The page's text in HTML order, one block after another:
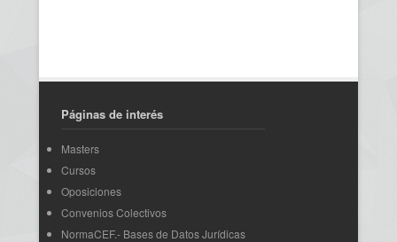
Páginas de interés
Masters
Cursos
Oposiciones
Convenios Colectivos
NormaCEF.- Bases de Datos Jurídicas